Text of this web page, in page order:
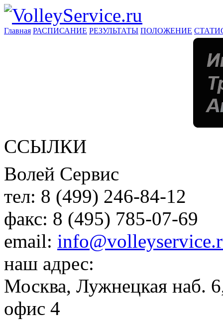
Главная РАСПИСАНИЕ РЕЗУЛЬТАТЫ ПОЛОЖЕНИЕ
ССЫЛКИ
Волей Сервис
тел: 8 (499) 246-84-12
факс: 8 (495) 785-07-69
email:
наш адрес:
Москва, Лужнецкая наб.
офис 4